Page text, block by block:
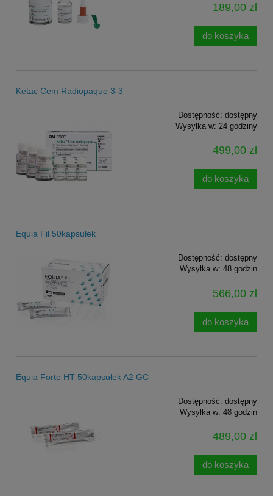
189,00 zł
do koszyka
Ketac Cem Radiopaque 3-3
Dostępność: dostępny
Wysyłka w: 24 godziny
499,00 zł
do koszyka
Equia Fil 50kapsułek
Dostępność: dostępny
Wysyłka w: 48 godzin
566,00 zł
do koszyka
Equia Forte HT 50kapsułek A2 GC
Dostępność: dostępny
Wysyłka w: 48 godzin
489,00 zł
do koszyka